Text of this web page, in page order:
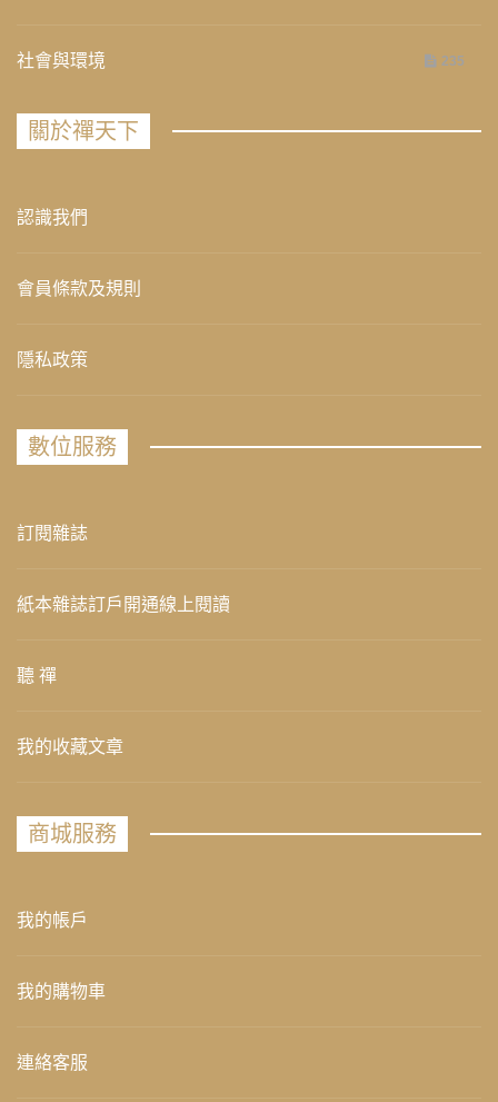
社會與環境 235
關於禪天下
認識我們
會員條款及規則
隱私政策
數位服務
訂閱雜誌
紙本雜誌訂戶開通線上閱讀
聽 禪
我的收藏文章
商城服務
我的帳戶
我的購物車
連絡客服